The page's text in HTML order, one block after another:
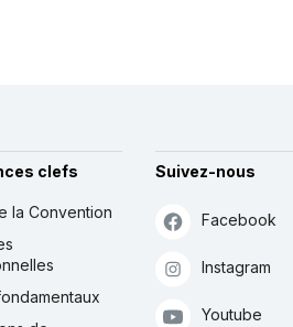
clefs
la Convention
Suivez-nous
Facebook
Instagram
Youtube